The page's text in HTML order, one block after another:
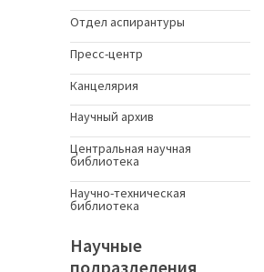
Отдел аспирантуры
Пресс-центр
Канцелярия
Научный архив
Центральная научная
библиотека
Научно-техническая
библиотека
Научные
подразделения